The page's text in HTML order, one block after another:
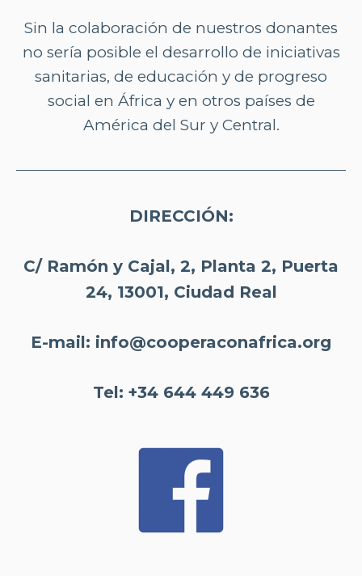
Sin la colaboración de nuestros donantes
no sería posible el desarrollo de iniciativas
sanitarias, de educación y de progreso
social en África y en otros países de
América del Sur y Central.
DIRECCIÓN:
C/ Ramón y Cajal, 2, Planta 2, Puerta
24, 13001, Ciudad Real
E-mail: info@cooperaconafrica.org
Tel: +34 644 449 636